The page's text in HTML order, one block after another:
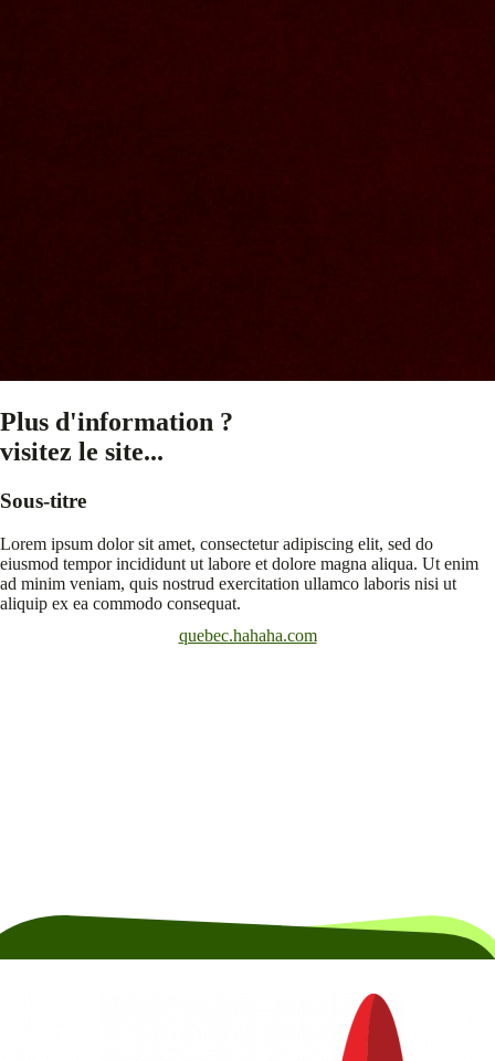
Plus d'information ?
visitez le site...
Sous-titre
Lorem ipsum dolor sit amet, consectetur adipiscing elit, sed do
eiusmod tempor incididunt ut labore et dolore magna aliqua. Ut enim
ad minim veniam, quis nostrud exercitation ullamco laboris nisi ut
aliquip ex ea commodo consequat.
quebec.hahaha.com